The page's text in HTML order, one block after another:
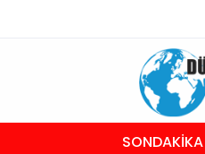
SONDAKİKA